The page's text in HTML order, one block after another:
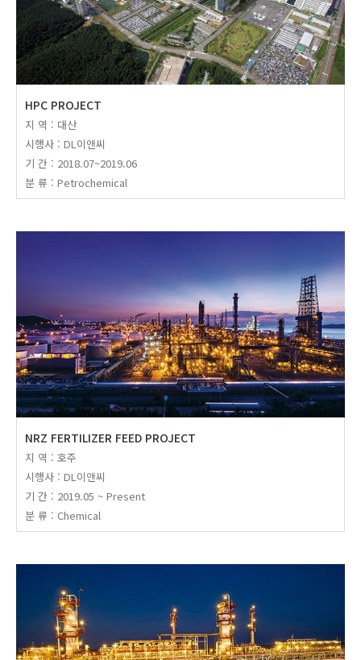
HPC PROJECT
지 역 : 대산
시행사 : DL이앤씨
기 간 : 2018.07~2019.06
분 류 : Petrochemical
NRZ FERTILIZER FEED PROJECT
지 역 : 호주
시행사 : DL이앤씨
기 간 : 2019.05 ~ Present
분 류 : Chemical